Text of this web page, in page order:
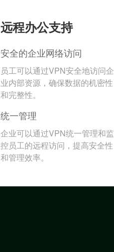
远程办公支持
安全的企业网络访问
员工可以通过VPN安全地访问企
业内部资源，确保数据的机密性
和完整性。
统一管理
企业可以通过VPN统一管理和监
控员工的远程访问，提高安全性
和管理效率。